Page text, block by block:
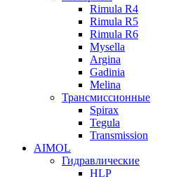
Rimula R4
Rimula R5
Rimula R6
Mysella
Argina
Gadinia
Melina
Трансмиссионные
Spirax
Tegula
Transmission
AIMOL
Гидравлические
HLP